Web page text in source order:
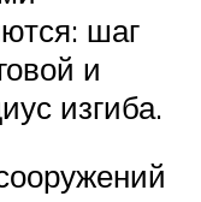
шаг
и
изгиба.